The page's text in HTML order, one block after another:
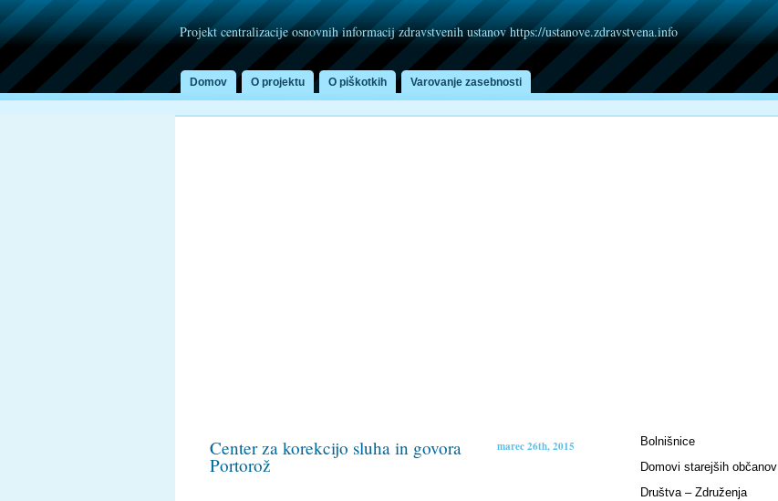
Projekt centralizacije osnovnih informacij zdravstvenih ustanov https://ustanove.zdravstvena.info
Domov O projektu O piškotkih Varovanje zasebnosti
marec 26th, 2015
Center za korekcijo sluha in govora
Portorož
Bolnišnice
Domovi starejših občanov
Društva – Združenja